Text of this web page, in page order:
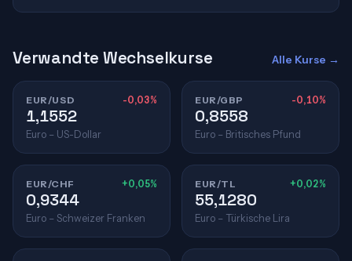
Verwandte Wechselkurse Alle Kurse →
EUR/USD -0,03%
1,1552
Euro – US-Dollar
EUR/GBP -0,10%
0,8558
Euro – Britisches Pfund
EUR/CHF +0,05%
0,9344
Euro – Schweizer Franken
EUR/TL +0,02%
55,1280
Euro – Türkische Lira